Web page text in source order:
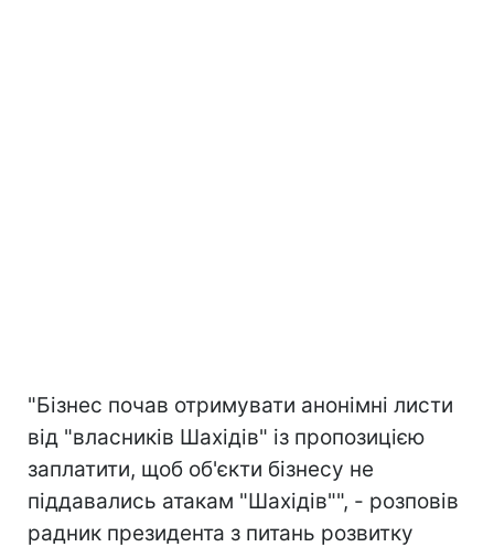
"Бізнес почав отримувати анонімні листи
від "власників Шахідів" із пропозицією
заплатити, щоб об'єкти бізнесу не
піддавались атакам "Шахідів"", - розповів
радник президента з питань розвитку